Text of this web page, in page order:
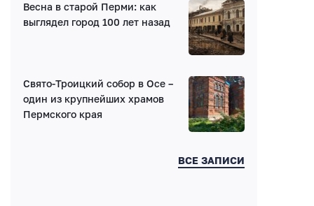
Весна в старой Перми: как
выглядел город 100 лет назад
Свято-Троицкий собор в Осе –
один из крупнейших храмов
Пермского края
ВСЕ ЗАПИСИ